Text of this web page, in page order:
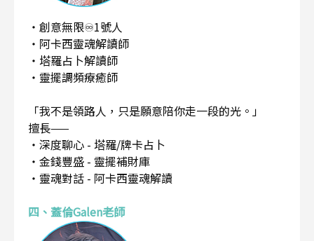
・創意無限♾️1號人
・阿卡西靈魂解讀師
・塔羅占卜解讀師
・靈擺調頻療癒師
「我不是領路人，只是願意陪你走一段的光。」
擅長——
・深度聊心 - 塔羅/牌卡占卜
・金錢豐盛 - 靈擺補財庫
・靈魂對話 - 阿卡西靈魂解讀
四、蓋倫Galen老師